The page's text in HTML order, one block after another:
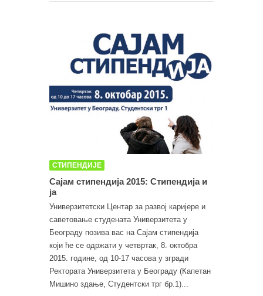
СТИПЕНДИЈЕ
Сајам стипендија 2015: Стипендија и
ја
Универзитетски Центар за развој каријере и
саветовање студената Универзитета у
Београду позива вас на Сајам стипендија
који ће се одржати у четвртак, 8. октобра
2015. године, од 10-17 часова у згради
Ректората Универзитета у Београду (Капетан
Мишино здање, Студентски трг бр.1)...